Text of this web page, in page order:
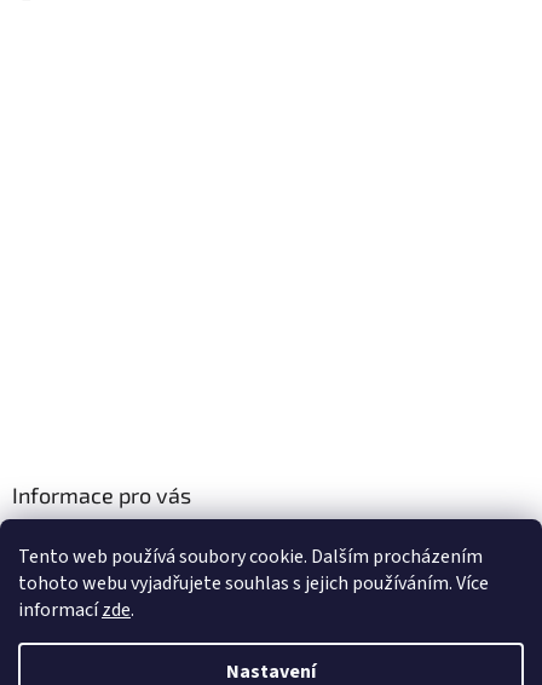
Tento web používá soubory cookie. Dalším procházením
tohoto webu vyjadřujete souhlas s jejich používáním. Více
informacízde.
Nastavení
Informace pro vás
Podmínky ochrany osobních údajů
Vytvořil Shoptet